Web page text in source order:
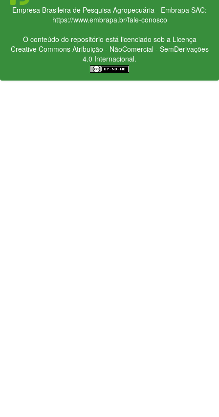
Empresa Brasileira de Pesquisa Agropecuária - Embrapa SAC:
https://www.embrapa.br/fale-conosco
O conteúdo do repositório está licenciado sob a Licença
Creative CommonsAtribuição - NãoComercial - SemDerivações
4.0 Internacional.